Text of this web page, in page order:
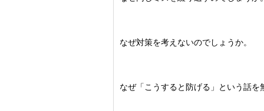
なぜ対策を考えないのでしょうか。
なぜ「こうすると防げる」という話を